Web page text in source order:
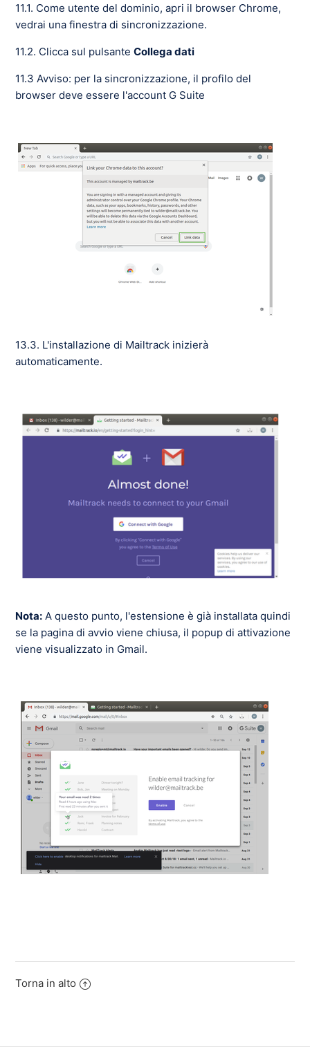
11.1. Come utente del dominio, apri il browser Chrome,
vedrai una finestra di sincronizzazione.
11.2. Clicca sul pulsanteCollega dati
11.3 Avviso: per la sincronizzazione, il profilo del
browser deve essere l'account G Suite
13.3. L'installazione di Mailtrack inizierà
automaticamente.
Nota: A questo punto, l'estensione è già installata quindi
se la pagina di avvio viene chiusa, il popup di attivazione
viene visualizzato in Gmail.
Torna in alto